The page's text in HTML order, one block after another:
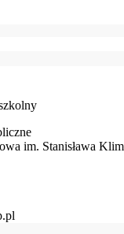
im. Stanisława